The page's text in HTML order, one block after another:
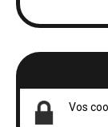
Vos